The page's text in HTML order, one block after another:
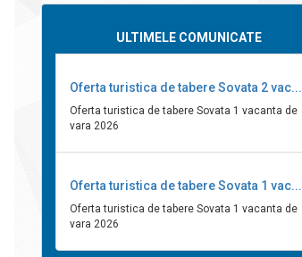
ULTIMELE COMUNICATE
Oferta turistica de tabere Sovata 2 vac...
Oferta turistica de tabere Sovata 1 vacanta de
vara 2026
Oferta turistica de tabere Sovata 1 vac...
Oferta turistica de tabere Sovata 1 vacanta de
vara 2026